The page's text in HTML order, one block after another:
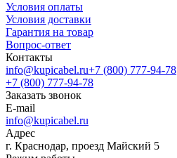
Условия оплаты
Условия доставки
Гарантия на товар
Вопрос-ответ
Контакты
info@kupicabel.ru+7 (800) 777-94-78
+7 (800) 777-94-78
Заказать звонок
E-mail
info@kupicabel.ru
Адрес
г. Краснодар, проезд Майский 5